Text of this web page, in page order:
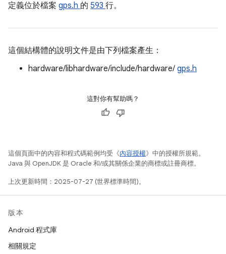
定義位於檔案 gps.h 的 593 行。
這個結構體的說明文件是由下列檔案產生：
hardware/libhardware/include/hardware/ gps.h
這對你有幫助嗎？
這個頁面中的內容和程式碼範例均受《內容授權》中的授權所規範。
Java 與 OpenJDK 是 Oracle 和/或其關係企業的商標或註冊商標。
上次更新時間：2025-07-27 (世界標準時間)。
版本
Android 程式庫
相關規定